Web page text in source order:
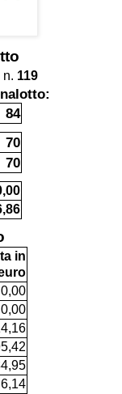
n. 119
84
70
70
in
0,00
0,00
6,14